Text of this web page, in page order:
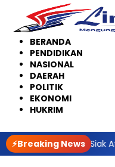
konten
BERANDA
PENDIDIKAN
NASIONAL
DAERAH
POLITIK
EKONOMI
HUKRIM
⚡Breaking News
Bupati Siak Afni Zulkifli